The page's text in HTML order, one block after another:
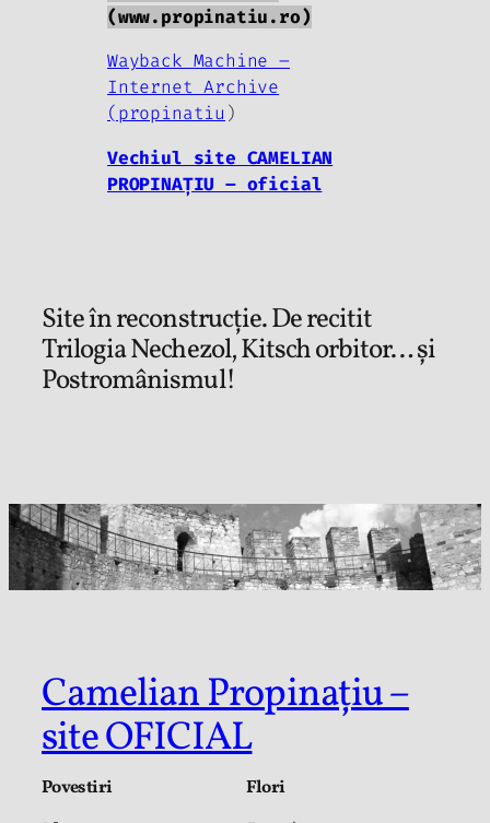
(www.propinatiu.ro)
Wayback Machine –
Internet Archive
(propinatiu )
Vechiul site CAMELIAN
PROPINAȚIU – oficial
Site în reconstrucție. De recitit
Trilogia Nechezol, Kitsch orbitor… și
Postromânismul!
Camelian Propinațiu –
site OFICIAL
Povestiri Flori